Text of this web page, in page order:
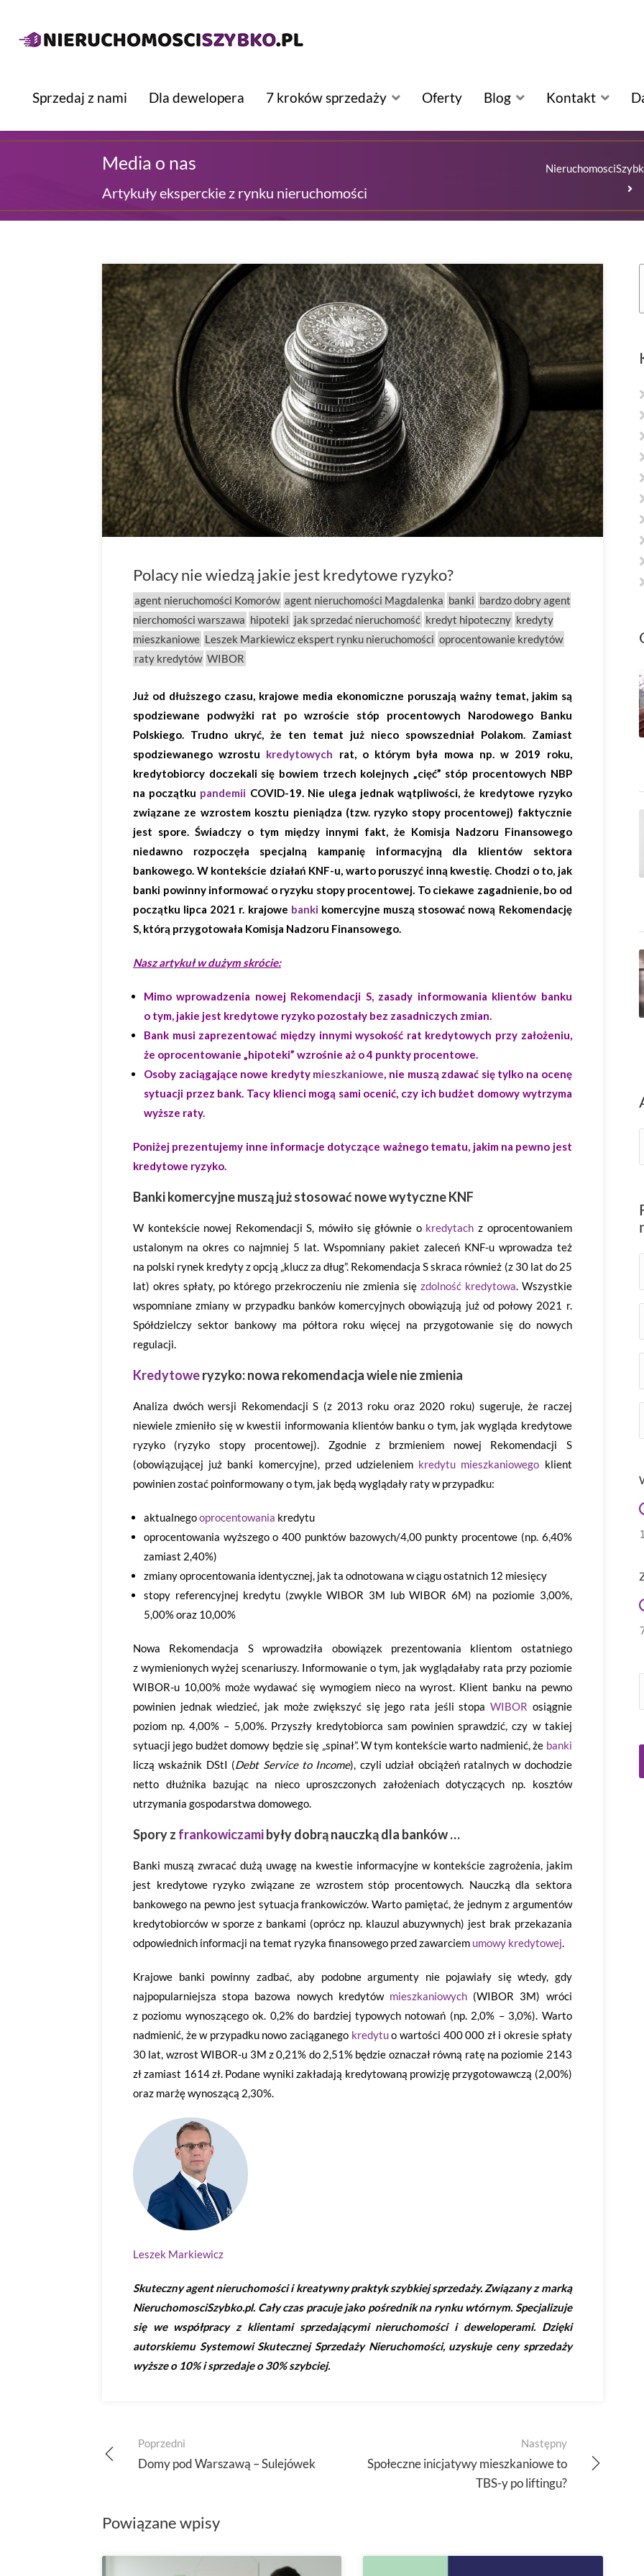
Sprzedaj z nami Dla dewelopera 7 kroków sprzedaży Oferty Blog Kontakt
Media o nas
Artykuły eksperckie z rynku nieruchomości
Polacy nie wiedzą jakie jest kredytowe ryzyko?
agent nieruchomości Komorów agent nieruchomości Magdalenka banki bardzo dobry agent
nierchomości warszawa hipoteki jak sprzedać nieruchomość kredyt hipoteczny kredyty
mieszkaniowe Leszek Markiewicz ekspert rynku nieruchomości oprocentowanie kredytów
raty kredytów WIBOR
Już od dłuższego czasu, krajowe media ekonomiczne poruszają ważny temat, jakim są
spodziewane podwyżki rat po wzroście stóp procentowych Narodowego Banku
Polskiego. Trudno ukryć, że ten temat już nieco spowszedniał Polakom. Zamiast
spodziewanego wzrostu kredytowych rat, o którym była mowa np. w 2019 roku,
kredytobiorcy doczekali się bowiem trzech kolejnych „cięć” stóp procentowych NBP
na początku pandemii COVID-19. Nie ulega jednak wątpliwości, że kredytowe ryzyko
związane ze wzrostem kosztu pieniądza (tzw. ryzyko stopy procentowej) faktycznie
jest spore. Świadczy o tym między innymi fakt, że Komisja Nadzoru Finansowego
niedawno rozpoczęła specjalną kampanię informacyjną dla klientów sektora
bankowego. W kontekście działań KNF-u, warto poruszyć inną kwestię. Chodzi o to, jak
banki powinny informować o ryzyku stopy procentowej. To ciekawe zagadnienie, bo od
początku lipca 2021 r. krajowe banki komercyjne muszą stosować nową Rekomendację
S, którą przygotowała Komisja Nadzoru Finansowego.
Nasz artykuł w dużym skrócie:
Mimo wprowadzenia nowej Rekomendacji S, zasady informowania klientów banku
o tym, jakie jest kredytowe ryzyko pozostały bez zasadniczych zmian.
Bank musi zaprezentować między innymi wysokość rat kredytowych przy założeniu,
że oprocentowanie „hipoteki” wzrośnie aż o 4 punkty procentowe.
Osoby zaciągające nowe kredyty mieszkaniowe, nie muszą zdawać się tylko na ocenę
sytuacji przez bank. Tacy klienci mogą sami ocenić, czy ich budżet domowy wytrzyma
wyższe raty.
Poniżej prezentujemy inne informacje dotyczące ważnego tematu, jakim na pewno jest
kredytowe ryzyko.
Banki komercyjne muszą już stosować nowe wytyczne KNF
W kontekście nowej Rekomendacji S, mówiło się głównie o kredytach z oprocentowaniem
ustalonym na okres co najmniej 5 lat. Wspomniany pakiet zaleceń KNF-u wprowadza też
na polski rynek kredyty z opcją „klucz za dług”. Rekomendacja S skraca również (z 30 lat do 25
lat) okres spłaty, po którego przekroczeniu nie zmienia się zdolność kredytowa. Wszystkie
wspomniane zmiany w przypadku banków komercyjnych obowiązują już od połowy 2021 r.
Spółdzielczy sektor bankowy ma półtora roku więcej na przygotowanie się do nowych
regulacji.
Kredytoweryzyko: nowa rekomendacja wiele nie zmienia
Analiza dwóch wersji Rekomendacji S (z 2013 roku oraz 2020 roku) sugeruje, że raczej
niewiele zmieniło się w kwestii informowania klientów banku o tym, jak wygląda kredytowe
ryzyko (ryzyko stopy procentowej). Zgodnie z brzmieniem nowej Rekomendacji S
(obowiązującej już banki komercyjne), przed udzieleniem kredytu mieszkaniowego klient
powinien zostać poinformowany o tym, jak będą wyglądały raty w przypadku:
aktualnegooprocentowania kredytu
oprocentowania wyższego o 400 punktów bazowych/4,00 punkty procentowe (np. 6,40%
zamiast 2,40%)
zmiany oprocentowania identycznej, jak ta odnotowana w ciągu ostatnich 12 miesięcy
stopy referencyjnej kredytu (zwykle WIBOR 3M lub WIBOR 6M) na poziomie 3,00%,
5,00% oraz 10,00%
Nowa Rekomendacja S wprowadziła obowiązek prezentowania klientom ostatniego
z wymienionych wyżej scenariuszy. Informowanie o tym, jak wyglądałaby rata przy poziomie
WIBOR-u 10,00% może wydawać się wymogiem nieco na wyrost. Klient banku na pewno
powinien jednak wiedzieć, jak może zwiększyć się jego rata jeśli stopaWIBOR osiągnie
poziom np. 4,00% – 5,00%. Przyszły kredytobiorca sam powinien sprawdzić, czy w takiej
sytuacji jego budżet domowy będzie się „spinał”. W tym kontekście warto nadmienić, że banki
liczą wskaźnik DStI (Debt Service to Income), czyli udział obciążeń ratalnych w dochodzie
netto dłużnika bazując na nieco uproszczonych założeniach dotyczących np. kosztów
utrzymania gospodarstwa domowego.
Spory z frankowiczamibyły dobrą nauczką dla banków …
Banki muszą zwracać dużą uwagę na kwestie informacyjne w kontekście zagrożenia, jakim
jest kredytowe ryzyko związane ze wzrostem stóp procentowych. Nauczką dla sektora
bankowego na pewno jest sytuacja frankowiczów. Warto pamiętać, że jednym z argumentów
kredytobiorców w sporze z bankami (oprócz np. klauzul abuzywnych) jest brak przekazania
odpowiednich informacji na temat ryzyka finansowego przed zawarciem umowy kredytowej.
Krajowe banki powinny zadbać, aby podobne argumenty nie pojawiały się wtedy, gdy
najpopularniejsza stopa bazowa nowych kredytów mieszkaniowych (WIBOR 3M) wróci
z poziomu wynoszącego ok. 0,2% do bardziej typowych notowań (np. 2,0% – 3,0%). Warto
nadmienić, że w przypadku nowo zaciąganego kredytuo wartości 400 000 zł i okresie spłaty
30 lat, wzrost WIBOR-u 3M z 0,21% do 2,51% będzie oznaczał równą ratę na poziomie 2143
zł zamiast 1614 zł. Podane wyniki zakładają kredytowaną prowizję przygotowawczą (2,00%)
oraz marżę wynoszącą 2,30%.
Leszek Markiewicz
Skuteczny agent nieruchomości i kreatywny praktyk szybkiej sprzedaży. Związany z marką
NieruchomosciSzybko.pl. Cały czas pracuje jako pośrednik na rynku wtórnym. Specjalizuje
się we współpracy z klientami sprzedającymi nieruchomości i deweloperami. Dzięki
autorskiemu Systemowi Skutecznej Sprzedaży Nieruchomości, uzyskuje ceny sprzedaży
wyższe o 10% i sprzedaje o 30% szybciej.
navigation
Poprzedni
Domy pod Warszawą – Sulejówek
Następny
Społeczne inicjatywy mieszkaniowe to
TBS-y po liftingu?
Powiązane wpisy